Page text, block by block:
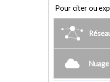
Pour citer ou